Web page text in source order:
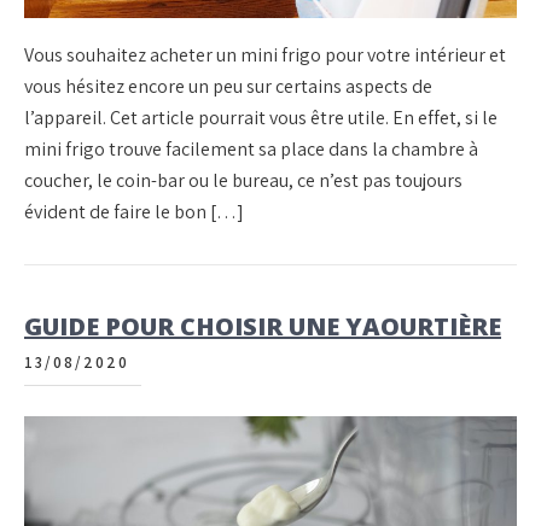
Vous souhaitez acheter un mini frigo pour votre intérieur et
vous hésitez encore un peu sur certains aspects de
l’appareil. Cet article pourrait vous être utile. En effet, si le
mini frigo trouve facilement sa place dans la chambre à
coucher, le coin-bar ou le bureau, ce n’est pas toujours
évident de faire le bon […]
GUIDE POUR CHOISIR UNE YAOURTIÈRE
13/08/2020